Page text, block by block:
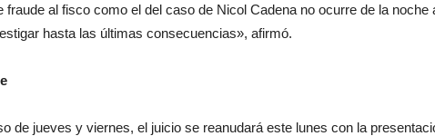
fraude al fisco como el del caso de Nicol Cadena no ocurre de la noche
hasta las últimas consecuencias», afirmó.
de jueves y viernes, el juicio se reanudará este lunes con la